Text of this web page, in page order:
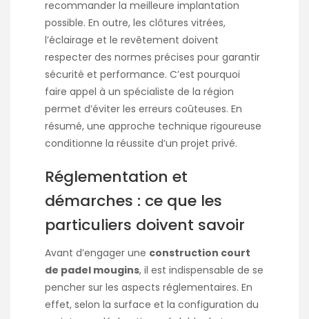
recommander la meilleure implantation
possible. En outre, les clôtures vitrées,
l’éclairage et le revêtement doivent
respecter des normes précises pour garantir
sécurité et performance. C’est pourquoi
faire appel à un spécialiste de la région
permet d’éviter les erreurs coûteuses. En
résumé, une approche technique rigoureuse
conditionne la réussite d’un projet privé.
Réglementation et
démarches : ce que les
particuliers doivent savoir
Avant d’engager une construction court
de padel mougins, il est indispensable de se
pencher sur les aspects réglementaires. En
effet, selon la surface et la configuration du